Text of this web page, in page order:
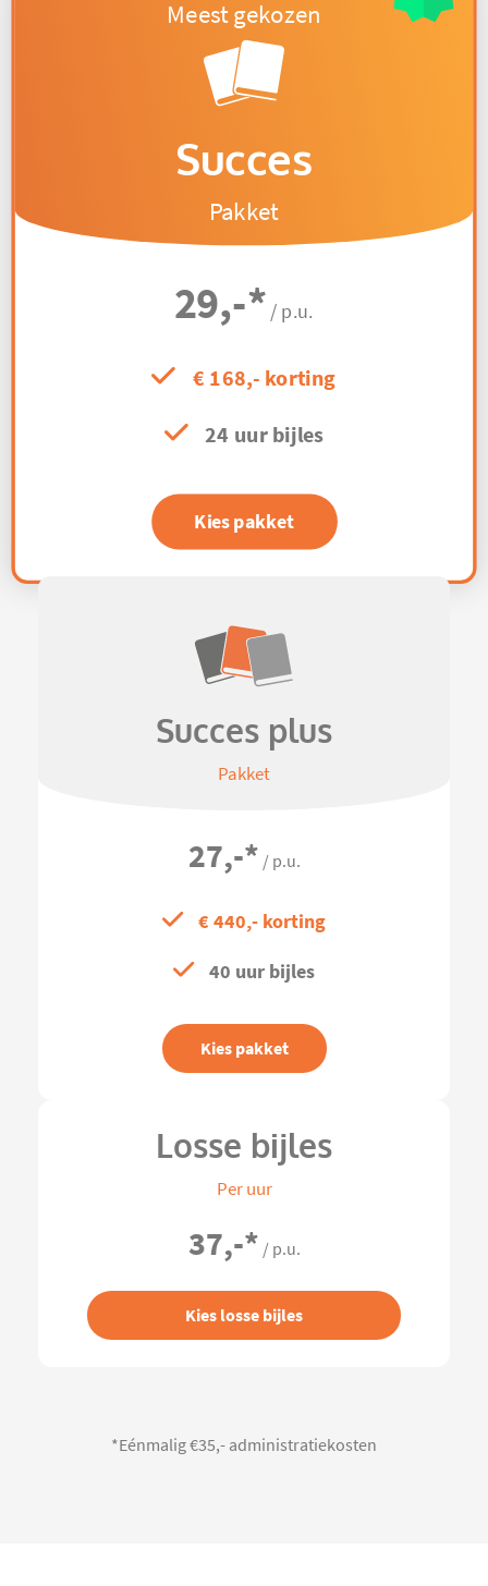
Succes
Pakket
29,-* / p.u.
€ 168,- korting
24 uur bijles
Kies pakket
Succes plus
Pakket
27,-* / p.u.
€ 440,- korting
40 uur bijles
Kies pakket
Losse bijles
Per uur
37,-* / p.u.
Kies losse bijles
*Eénmalig €35,- administratiekosten